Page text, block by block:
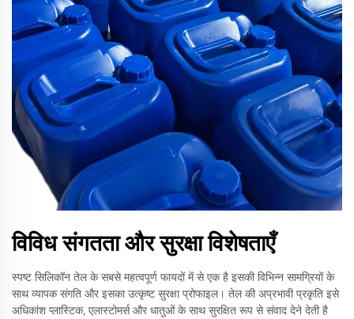
विविध संगतता और सुरक्षा विशेषताएँ
स्पष्ट सिलिकॉन तेल के सबसे महत्वपूर्ण फायदों में से एक है इसकी विभिन्न सामग्रियों के
साथ व्यापक संगति और इसका उत्कृष्ट सुरक्षा प्रोफाइल। तेल की अप्रभावी प्रकृति इसे
अधिकांश प्लास्टिक, एलास्टोमर्स और धातुओं के साथ सुरक्षित रूप से संवाद देने देती है